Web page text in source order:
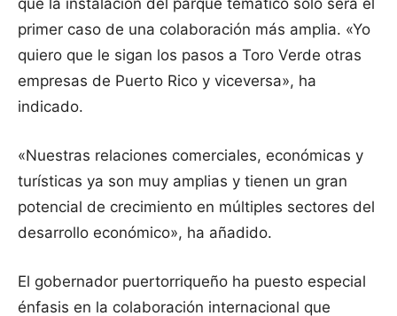
primer caso de una colaboración más amplia. «Yo
quiero que le sigan los pasos a Toro Verde otras
empresas de Puerto Rico y viceversa», ha
indicado.
«Nuestras relaciones comerciales, económicas y
turísticas ya son muy amplias y tienen un gran
potencial de crecimiento en múltiples sectores del
desarrollo económico», ha añadido.
El gobernador puertorriqueño ha puesto especial
énfasis en la colaboración internacional que